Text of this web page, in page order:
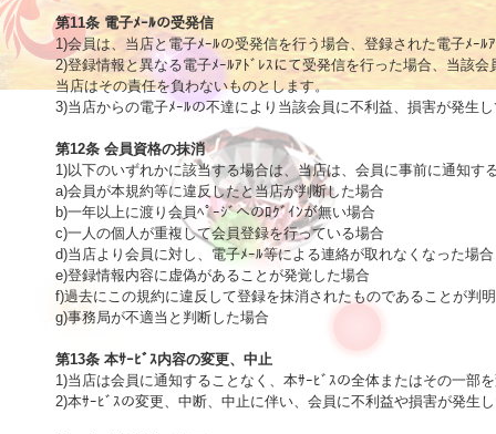
第11条 電子ﾒｰﾙの受発信
1)会員は、当店と電子ﾒｰﾙの受発信を行う場合、登録された電子ﾒｰﾙ
2)登録情報と異なる電子ﾒｰﾙｱﾄﾞﾚｽにて受発信を行った場合、当該
当店はその責任を負わないものとします。
3)当店からの電子ﾒｰﾙの不達により当該会員に不利益、損害が発生
第12条 会員資格の抹消
1)以下のいずれかに該当する場合は、当店は、会員に事前に通知
a)会員が本規約等に違反したと当店が判断した場合
b)一年以上に渡り会員ﾍﾟｰｼﾞへのﾛｸﾞｲﾝが無い場合
c)一人の個人が重複して会員登録を行っている場合
d)当店より会員に対し、電子ﾒｰﾙ等による連絡が取れなくなった場合
e)登録情報内容に虚偽があることが発覚した場合
f)過去にこの規約に違反して登録を抹消されたものであることが判
g)事務局が不適当と判断した場合
第13条 本ｻｰﾋﾞｽ内容の変更、中止
1)当店は会員に通知することなく、本ｻｰﾋﾞｽの全体またはその一部
2)本ｻｰﾋﾞｽの変更、中断、中止に伴い、会員に不利益や損害が発生